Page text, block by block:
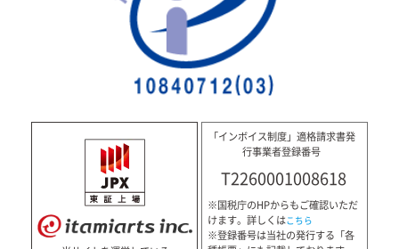
「インボイス制度」適格請求書発
行事業者登録番号
T2260001008618
※国税庁のHPからもご確認いただ
けます。詳しくはこちら
※登録番号は当社の発行する「各